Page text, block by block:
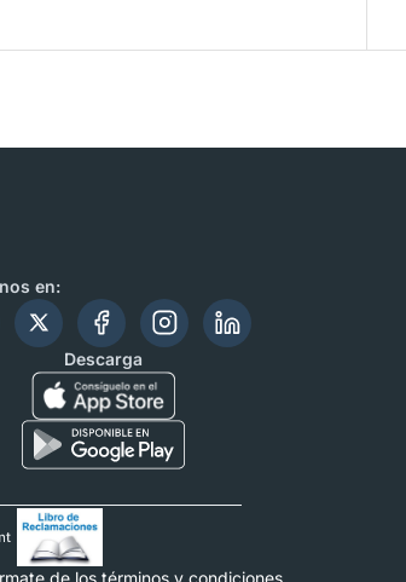
en:
Descarga
de los términos y condiciones